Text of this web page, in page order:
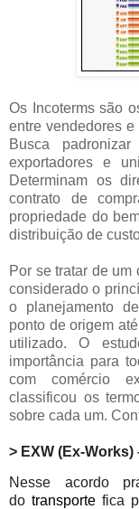
Os Incoterms são
entre vendedores
Busca
exportadores e
Determinam os
contrato de
propriedade do
distribuição de
Por se tratar de um
considerado o
o planejamento
ponto de origem
utilizado. O
importância para
com comércio
classificou os
sobre cada um.
> EXW (Ex-Works)
Nesse acordo
dotransporte fica